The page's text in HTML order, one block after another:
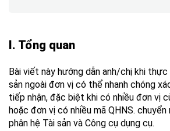
I. Tổng quan
Bài viết này hướng dẫn anh/chị khi
sản ngoài đơn vị có thể nhanh chóng
tiếp nhận, đặc biệt khi có nhiều đơn vị
hoặc đơn vị có nhiều mã QHNS.
phân hệ Tài sản và Công cụ dụng cụ.